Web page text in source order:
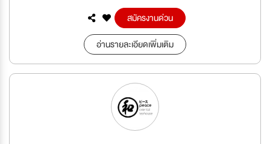
สมัครงานด่วน
อ่านรายละเอียดเพิ่มเติม